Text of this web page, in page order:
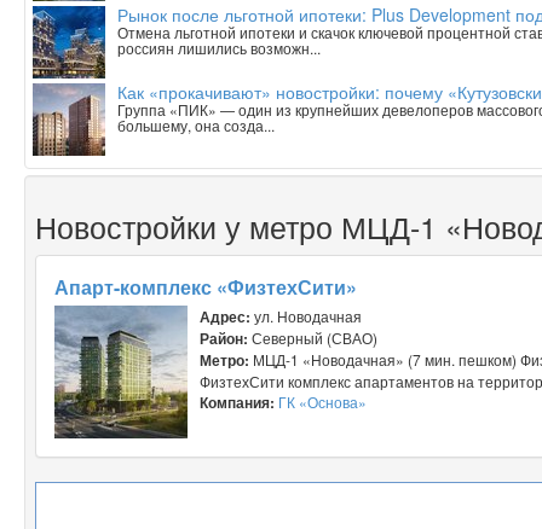
Рынок после льготной ипотеки: Plus Development
Отмена льготной ипотеки и скачок ключевой процентной
россиян лишились возможн...
Как «прокачивают» новостройки: почему
Группа «ПИК» — один из крупнейших девелоперов
большему, она созда...
Новостройки у метро МЦД-1
Апарт-комплекс «ФизтехСити»
Адрес: ул. Новодачная
Район: Северный (СВАО)
Метро: МЦД-1 «Новодачная» (7 мин. пешком)
ФизтехСити комплекс апартаментов на
Компания: ГК «Основа»